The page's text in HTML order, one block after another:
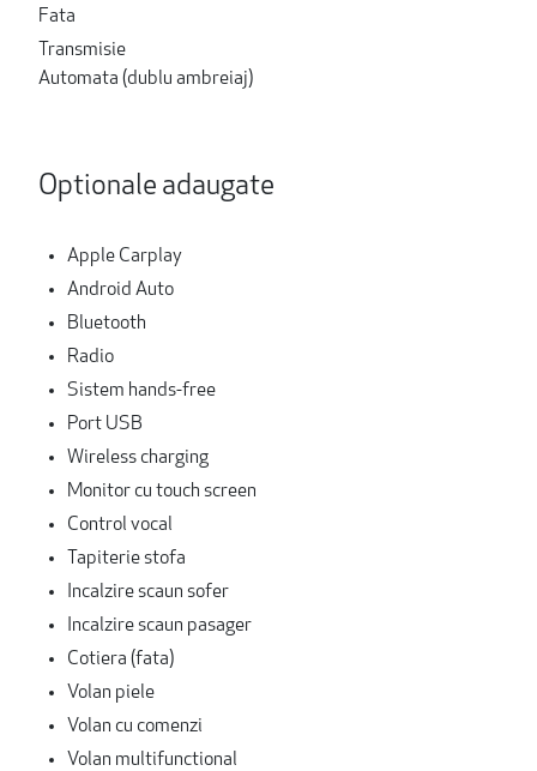
Fata
Transmisie
Automata (dublu ambreiaj)
Optionale adaugate
Apple Carplay
Android Auto
Bluetooth
Radio
Sistem hands-free
Port USB
Wireless charging
Monitor cu touch screen
Control vocal
Tapiterie stofa
Incalzire scaun sofer
Incalzire scaun pasager
Cotiera (fata)
Volan piele
Volan cu comenzi
Volan multifunctional